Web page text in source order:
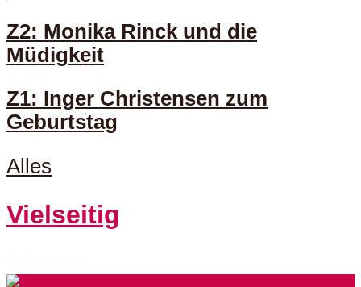
Z2: Monika Rinck und die
Müdigkeit
Z1: Inger Christensen zum
Geburtstag
Alles
Vielseitig